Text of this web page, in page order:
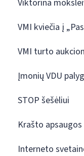
Viktorina
VMI kviečia į
VMI turto
Įmonių VDU
STOP šešėliui
Krašto
Interneto